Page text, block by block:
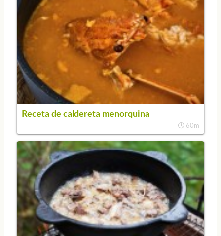
Receta de caldereta menorquina
60m